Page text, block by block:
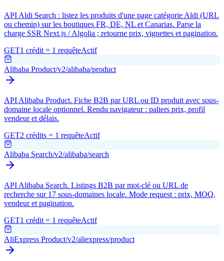
API Aldi Search : listez les produits d'une page catégorie Aldi (URL
ou chemin) sur les boutiques FR, DE, NL et Canarias. Parse la
charge SSR Next.js / Algolia ; retourne prix, vignettes et pagination.
GET1 crédit = 1 requêteActif
Alibaba Product/v2/alibaba/product
API Alibaba Product. Fiche B2B par URL ou ID produit avec sous-
domaine locale optionnel. Rendu navigateur : paliers prix, profil
vendeur et délais.
GET2 crédits = 1 requêteActif
Alibaba Search/v2/alibaba/search
API Alibaba Search. Listings B2B par mot-clé ou URL de
recherche sur 17 sous-domaines locale. Mode request : prix, MOQ,
vendeur et pagination.
GET1 crédit = 1 requêteActif
AliExpress Product/v2/aliexpress/product